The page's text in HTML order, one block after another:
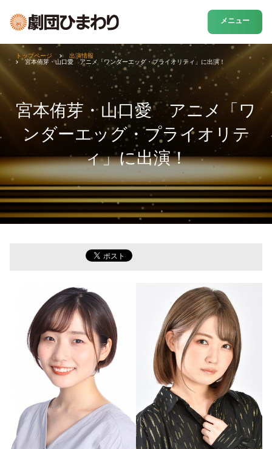
メニュー
宮本侑芽・山口愛 アニメ「ワ
ンダーエッグ・プライオリテ
ィ」に出演！
トップページ
出演情報
宮本侑芽・山口愛 アニメ「ワンダーエッグ・プライオリティ」に出演！